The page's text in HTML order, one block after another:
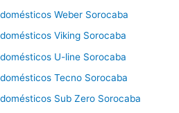
Weber Sorocaba
Viking Sorocaba
U-line Sorocaba
Tecno Sorocaba
Sub Zero Sorocaba